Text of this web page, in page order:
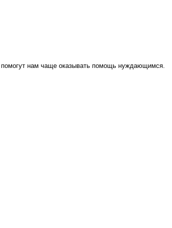
нам чаще оказывать помощь нуждающимся.